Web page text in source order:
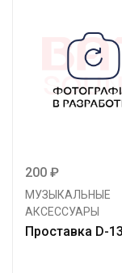
200 ₽
МУЗЫКАЛЬНЫЕ
АКСЕССУАРЫ
Проставка D-13